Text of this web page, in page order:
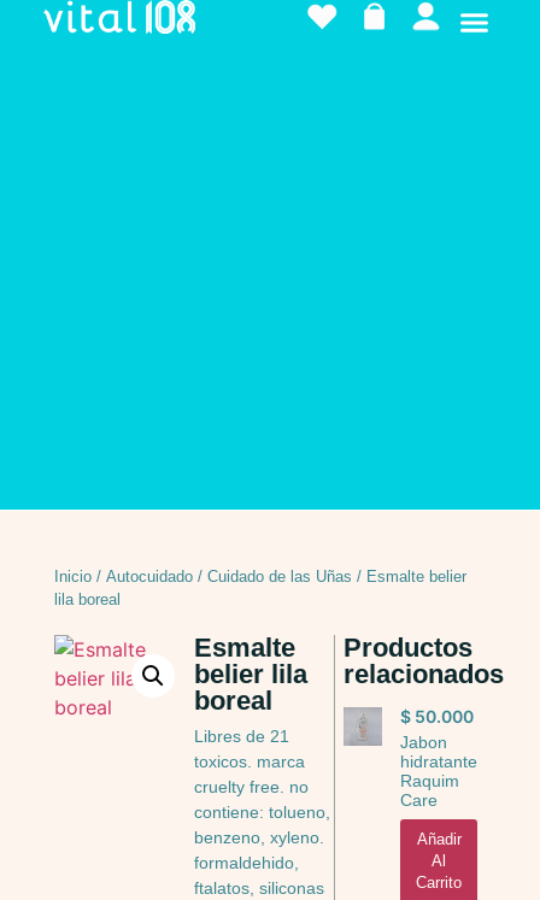
Inicio/ Autocuidado/ Cuidado de las Uñas / Esmalte belier
lila boreal
Esmalte
belier lila
boreal
Libres de 21
toxicos. marca
cruelty free. no
contiene: tolueno,
benzeno, xyleno.
formaldehido,
ftalatos, siliconas
Productos
relacionados
$ 50.000
Jabon
hidratante
Raquim
Care
Añadir
Al
Carrito